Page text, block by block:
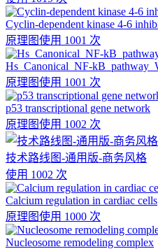
Cyclin-dependent kinase 4-6
原理图使用 1001 次
Hs_Canonical_NF-
原理图使用 1001 次
p53 transcriptional gene network
原理图使用 1002 次
技术路线图-通用版-商务风格
使用 1002 次
Calcium regulation in cardiac cells
原理图使用 1000 次
Nucleosome remodeling complex